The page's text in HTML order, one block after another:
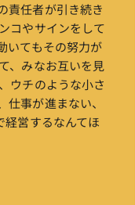
責任者が引き続き
コやサインをして
いてもその努力が
、みなお互いを見
ウチのような小さ
事が進まない、
経営するなんてほ